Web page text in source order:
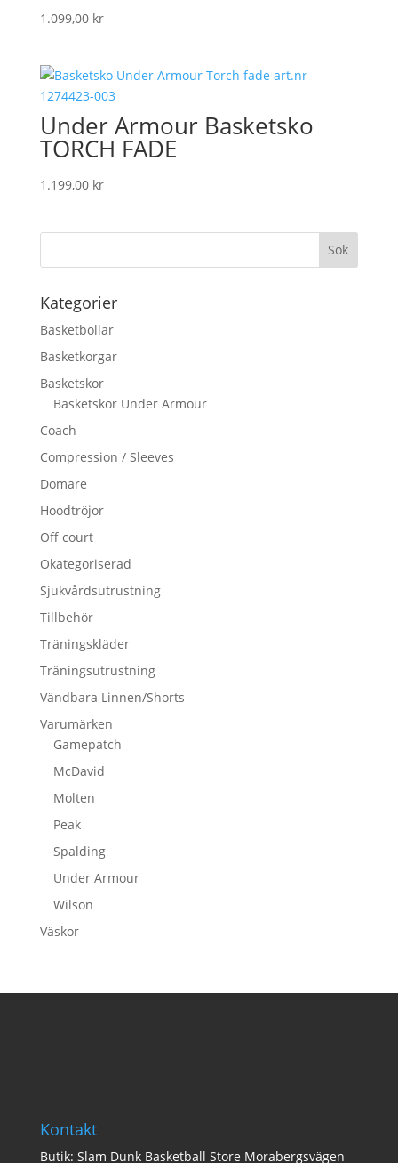
1.099,00 kr
Under Armour Basketsko
TORCH FADE
1.199,00 kr
Kategorier
Basketbollar
Basketkorgar
Basketskor
Basketskor Under Armour
Coach
Compression / Sleeves
Domare
Hoodtröjor
Off court
Okategoriserad
Sjukvårdsutrustning
Tillbehör
Träningskläder
Träningsutrustning
Vändbara Linnen/Shorts
Varumärken
Gamepatch
McDavid
Molten
Peak
Spalding
Under Armour
Wilson
Väskor
Kontakt
Butik: Slam Dunk Basketball Store Morabergsvägen